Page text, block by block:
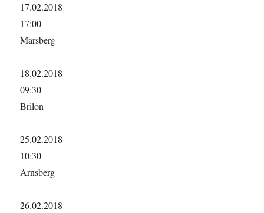
17.02.2018
17:00
Marsberg
18.02.2018
09:30
Brilon
25.02.2018
10:30
Arnsberg
26.02.2018